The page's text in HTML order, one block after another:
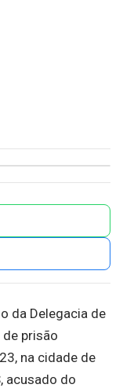
da Delegacia de
prisão
na cidade de
acusado do